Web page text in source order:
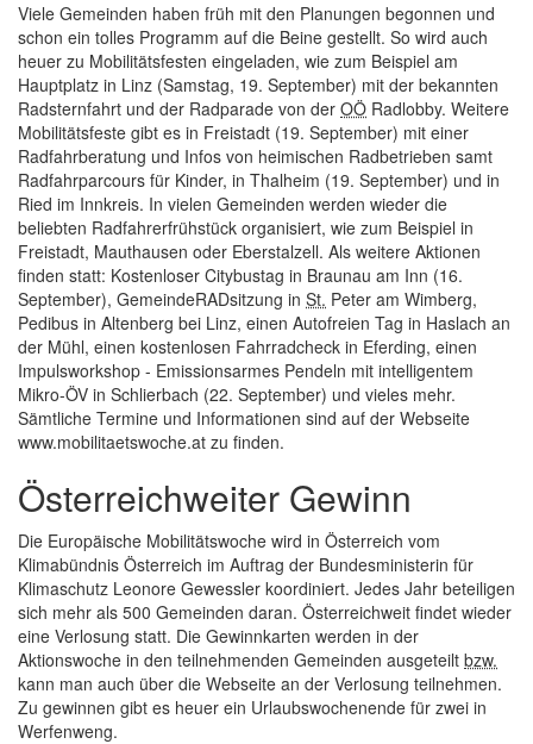
Viele Gemeinden haben früh mit den Planungen begonnen und
schon ein tolles Programm auf die Beine gestellt. So wird auch
heuer zu Mobilitätsfesten eingeladen, wie zum Beispiel am
Hauptplatz in Linz (Samstag, 19. September) mit der bekannten
Radsternfahrt und der Radparade von der OÖ Radlobby. Weitere
Mobilitätsfeste gibt es in Freistadt (19. September) mit einer
Radfahrberatung und Infos von heimischen Radbetrieben samt
Radfahrparcours für Kinder, in Thalheim (19. September) und in
Ried im Innkreis. In vielen Gemeinden werden wieder die
beliebten Radfahrerfrühstück organisiert, wie zum Beispiel in
Freistadt, Mauthausen oder Eberstalzell. Als weitere Aktionen
finden statt: Kostenloser Citybustag in Braunau am Inn (16.
September), GemeindeRADsitzung in St. Peter am Wimberg,
Pedibus in Altenberg bei Linz, einen Autofreien Tag in Haslach an
der Mühl, einen kostenlosen Fahrradcheck in Eferding, einen
Impulsworkshop - Emissionsarmes Pendeln mit intelligentem
Mikro-ÖV in Schlierbach (22. September) und vieles mehr.
Sämtliche Termine und Informationen sind auf der Webseite
www.mobilitaetswoche.at zu finden.
Österreichweiter Gewinn
Die Europäische Mobilitätswoche wird in Österreich vom
Klimabündnis Österreich im Auftrag der Bundesministerin für
Klimaschutz Leonore Gewessler koordiniert. Jedes Jahr beteiligen
sich mehr als 500 Gemeinden daran. Österreichweit findet wieder
eine Verlosung statt. Die Gewinnkarten werden in der
Aktionswoche in den teilnehmenden Gemeinden ausgeteilt bzw.
kann man auch über die Webseite an der Verlosung teilnehmen.
Zu gewinnen gibt es heuer ein Urlaubswochenende für zwei in
Werfenweng.